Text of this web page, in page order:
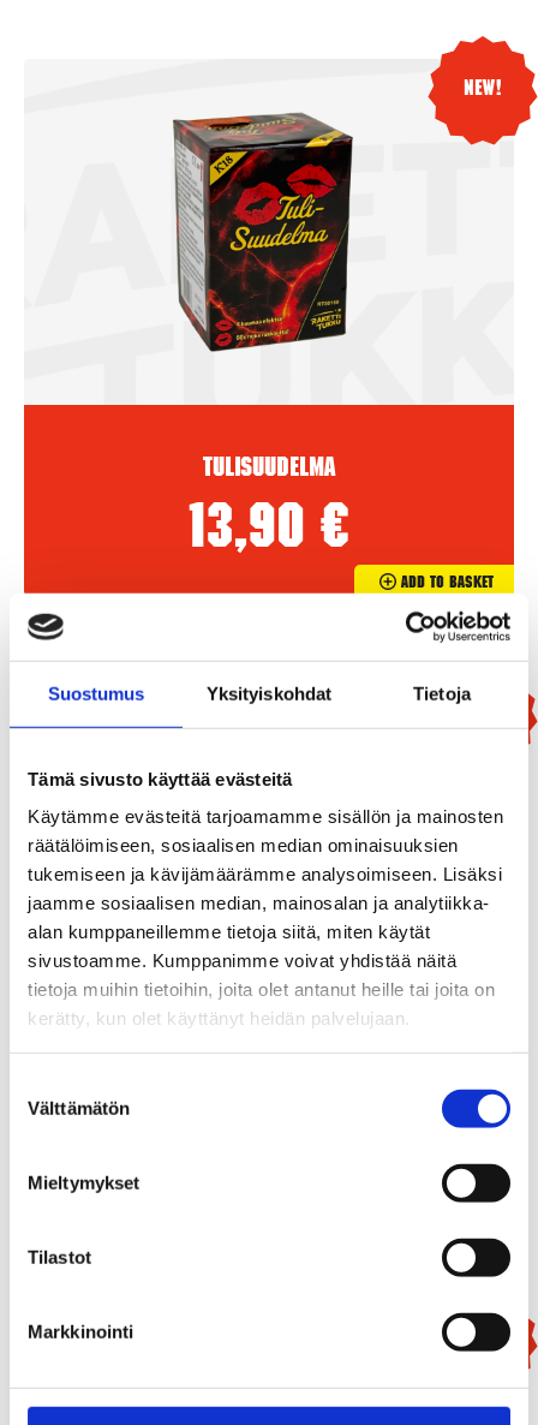
Suostumus Yksityiskohdat Tietoja
Tämä sivusto käyttää evästeitä
Käytämme evästeitä tarjoamamme sisällön ja mainosten
räätälöimiseen, sosiaalisen median ominaisuuksien
tukemiseen ja kävijämäärämme analysoimiseen. Lisäksi
jaamme sosiaalisen median, mainosalan ja analytiikka-
alan kumppaneillemme tietoja siitä, miten käytät
sivustoamme. Kumppanimme voivat yhdistää näitä
tietoja muihin tietoihin, joita olet antanut heille tai joita on
kerätty, kun olet käyttänyt heidän palvelujaan.
valinta
Välttämätön
Mieltymykset
Tilastot
Markkinointi
New!
Tulisuudelma
13,90 €
Add To Basket
New!